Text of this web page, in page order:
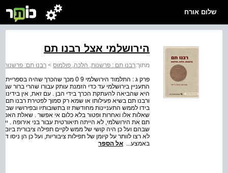
שלום אורח
הירושלמי אצל רבנו תם
מתוך:רבנו תם : פרשנות, הלכה, פולמוס > רבנו תם: פרשנות,
פרק ג : התלמוד הירושלמי 9 0 מכך
התעניין בירושלמי עד כדי הזמנת עותק עבורו שהרי ברור
היא שהביאה להעתקת הכרך בידי הבן . עם זאת, אין
ורבנו תם בשיא פעילותו או שמא רק סמוך לפטירת רבנו
בידו לממש התעניינות מחודשת זו בתשובותיו ובפירושיו
שאלות אלו ואחרות ופטור בלא כלום אי אפשר . שאלת
תם את הירושלמי, לא הייתה תיאורטית עבור בני אירופה .
שבהם ועל כן היה קושי של ממש לקיים תפילה ציבורית ביום
לא רצו לוותר על קיומן של תפילות ציבוריות, ועל כן הן ניסו
באמצע... אל הספר